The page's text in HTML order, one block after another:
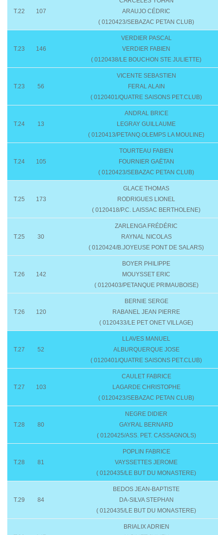
T.22 107
ARAUJO CÉDRIC
( 0120423/SEBAZAC PETAN CLUB)
T.23 146
VERDIER PASCAL
VERDIER FABIEN
( 0120438/LE BOUCHON STE JULIETTE)
T.23 56
VICENTE SEBASTIEN
FERAL ALAIN
( 0120401/QUATRE SAISONS PET.CLUB)
T.24 13
ANDRAL BRICE
LEGRAY GUILLAUME
( 0120413/PETANQ.OLEMPS LA MOULINE)
T.24 105
TOURTEAU FABIEN
FOURNIER GAËTAN
( 0120423/SEBAZAC PETAN CLUB)
T.25 173
GLACE THOMAS
RODRIGUES LIONEL
( 0120418/P.C. LAISSAC BERTHOLENE)
T.25 30
ZARLENGA FRÉDÉRIC
RAYNAL NICOLAS
( 0120424/B.JOYEUSE PONT DE SALARS)
T.26 142
BOYER PHILIPPE
MOUYSSET ERIC
( 0120403/PETANQUE PRIMAUBOISE)
T.26 120
BERNIE SERGE
RABANEL JEAN PIERRE
( 0120433/LE PET ONET VILLAGE)
T.27 52
LLAVES MANUEL
ALBURQUERQUE JOSE
( 0120401/QUATRE SAISONS PET.CLUB)
T.27 103
CAULET FABRICE
LAGARDE CHRISTOPHE
( 0120423/SEBAZAC PETAN CLUB)
T.28 80
NEGRE DIDIER
GAYRAL BERNARD
( 0120425/ASS. PET. CASSAGNOLS)
T.28 81
POPLIN FABRICE
VAYSSETTES JEROME
( 0120435/LE BUT DU MONASTERE)
T.29 84
BEDOS JEAN-BAPTISTE
DA-SILVA STEPHAN
( 0120435/LE BUT DU MONASTERE)
BRIALIX ADRIEN